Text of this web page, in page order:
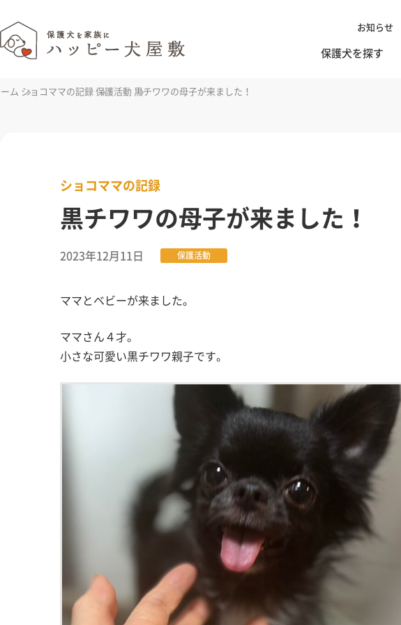
お知らせ
保護犬を探す
ム ショコママの記録保護活動 黒チワワの母子が来ました！
ショコママの記録
黒チワワの母子が来ました！
2023年12月11日 保護活動
ママとベビーが来ました。
ママさん４才。
小さな可愛い黒チワワ親子です。